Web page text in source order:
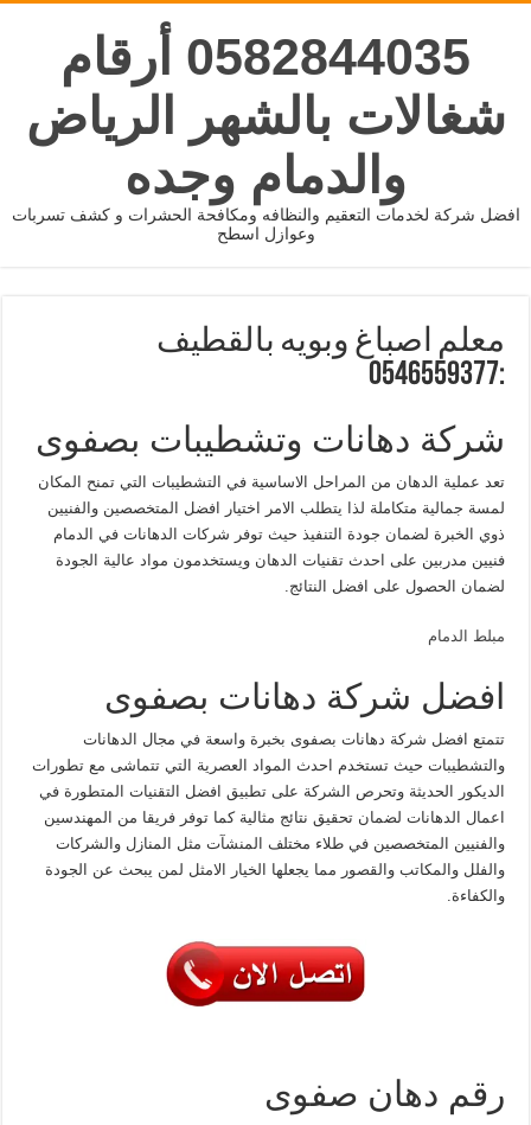
0582844035 أرقام
شغالات بالشهر الرياض
والدمام وجده
افضل شركة لخدمات التعقيم والنظافه ومكافحة الحشرات و كشف تسربات
وعوازل اسطح
معلم اصباغ وبويه بالقطيف
:0546559377
شركة دهانات وتشطيبات بصفوى
تعد عملية الدهان من المراحل الاساسية في التشطيبات التي تمنح المكان
لمسة جمالية متكاملة لذا يتطلب الامر اختيار افضل المتخصصين والفنيين
ذوي الخبرة لضمان جودة التنفيذ حيث توفر شركات الدهانات في الدمام
فنيين مدربين على احدث تقنيات الدهان ويستخدمون مواد عالية الجودة
لضمان الحصول على افضل النتائج.
مبلط الدمام
افضل شركة دهانات بصفوى
تتمتع افضل شركة دهانات بصفوى بخبرة واسعة في مجال الدهانات
والتشطيبات حيث تستخدم احدث المواد العصرية التي تتماشى مع تطورات
الديكور الحديثة وتحرص الشركة على تطبيق افضل التقنيات المتطورة في
اعمال الدهانات لضمان تحقيق نتائج مثالية كما توفر فريقا من المهندسين
والفنيين المتخصصين في طلاء مختلف المنشآت مثل المنازل والشركات
والفلل والمكاتب والقصور مما يجعلها الخيار الامثل لمن يبحث عن الجودة
والكفاءة.
رقم دهان صفوى